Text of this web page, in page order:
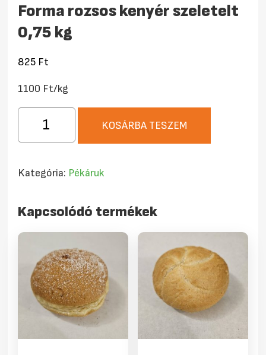
Forma rozsos kenyér szeletelt
0,75 kg
825 Ft
1100 Ft/kg
rozsos
kenyér
0,75
mennyiség
KOSÁRBA TESZEM
Kategória: Pékáruk
Kapcsolódó termékek